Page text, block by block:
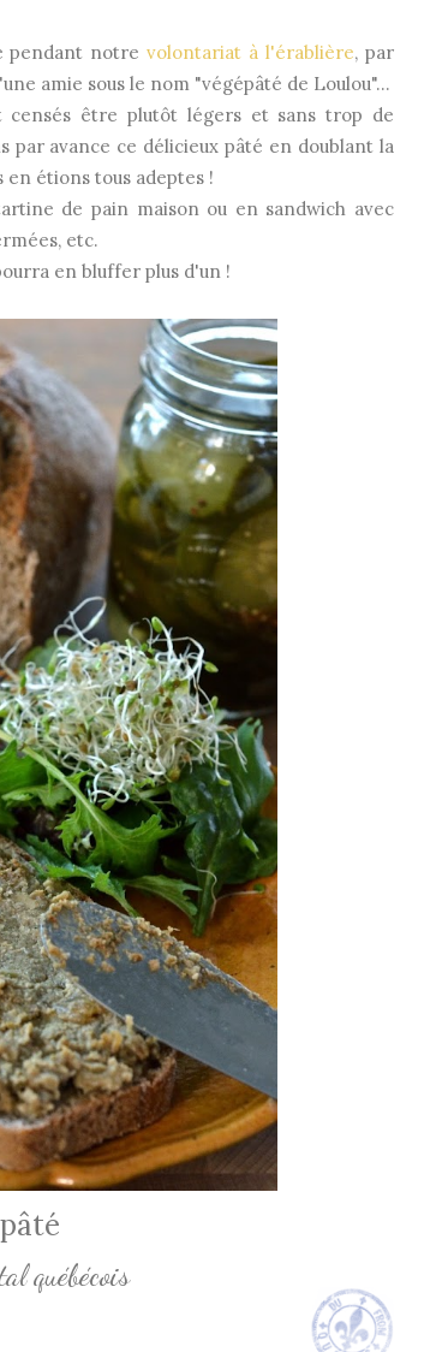
pendant notrevolontariat à l'érablière, par
amie sous le nom "végépâté de Loulou"...
censés être plutôt légers et sans trop de
avance ce délicieux pâté en doublant la
étions tous adeptes !
de pain maison ou en sandwich avec
etc.
en bluffer plus d'un !
québécois